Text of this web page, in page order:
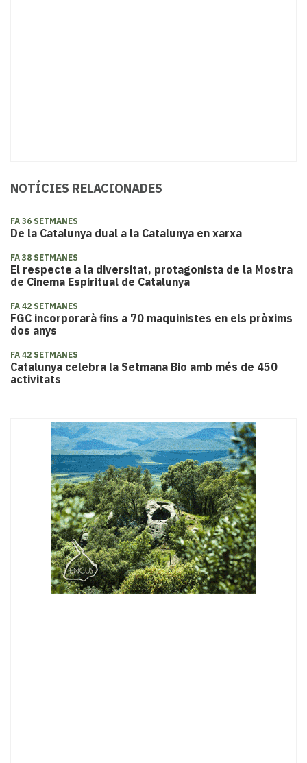
NOTÍCIES RELACIONADES
FA 36 SETMANES
De la Catalunya dual a la Catalunya en xarxa
FA 38 SETMANES
El respecte a la diversitat, protagonista de la Mostra
de Cinema Espiritual de Catalunya
FA 42 SETMANES
FGC incorporarà fins a 70 maquinistes en els pròxims
dos anys
FA 42 SETMANES
Catalunya celebra la Setmana Bio amb més de 450
activitats